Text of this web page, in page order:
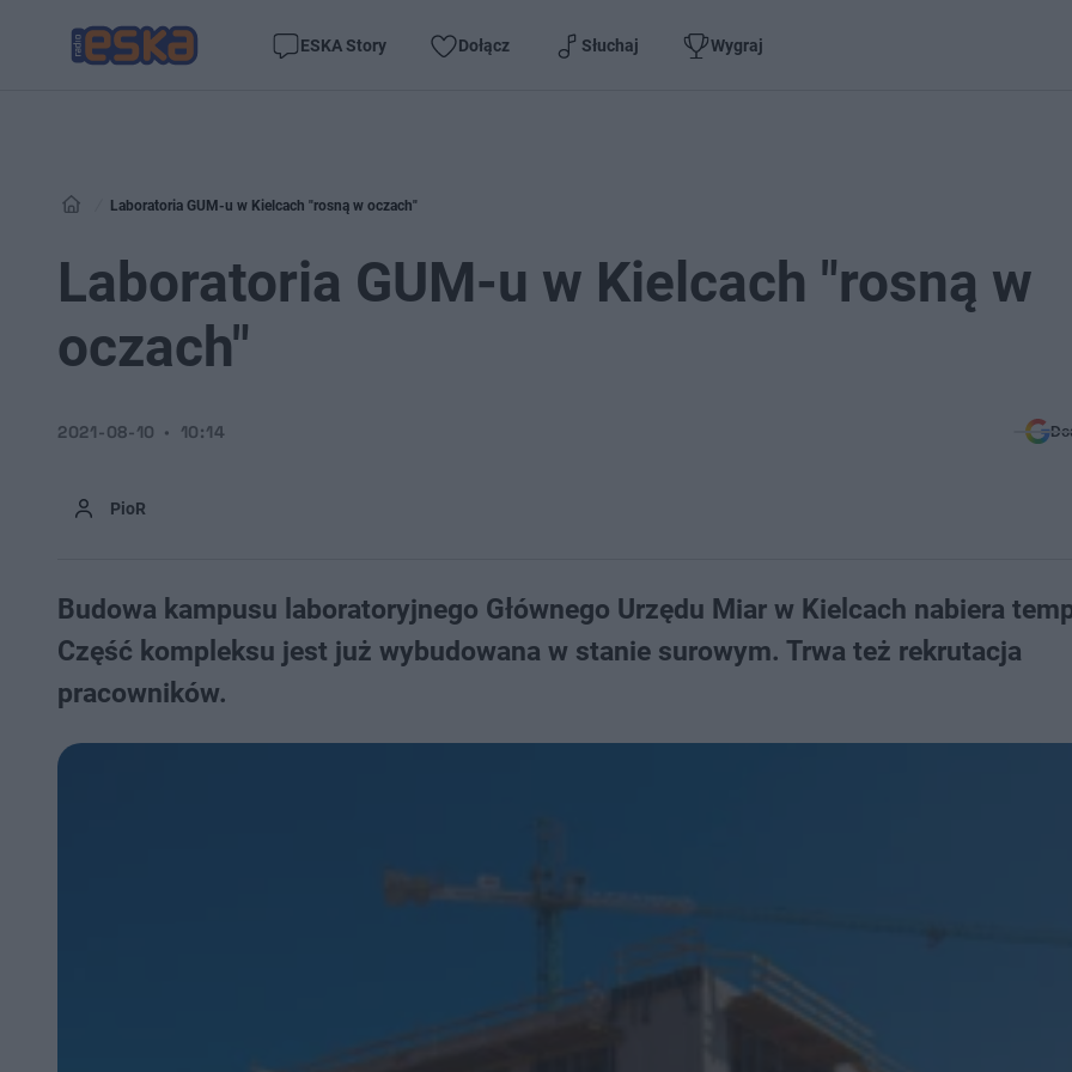
ESKA Story Dołącz Słuchaj Wygraj
Laboratoria GUM-u w Kielcach "rosną w oczach"
Laboratoria GUM-u w Kielcach "rosną w
oczach"
PioR
2021-08-10 10:14
Budowa kampusu laboratoryjnego Głównego Urzędu Miar w Kielcach nabiera
Część kompleksu jest już wybudowana w stanie surowym. Trwa też rekrutacja
pracowników.